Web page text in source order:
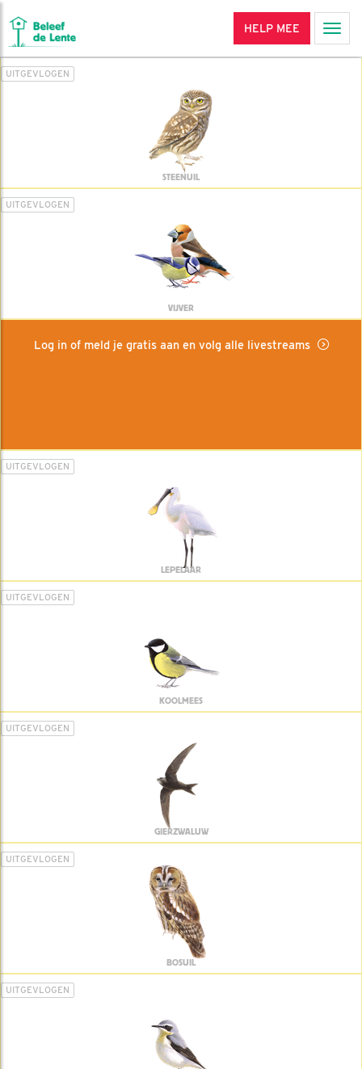
HELP MEE
UITGEVLOGEN
STEENUIL
UITGEVLOGEN
VIJVER
Log in of meld je gratis aan en volg alle livestreams
UITGEVLOGEN
LEPELAAR
UITGEVLOGEN
KOOLMEES
UITGEVLOGEN
GIERZWALUW
UITGEVLOGEN
BOSUIL
UITGEVLOGEN